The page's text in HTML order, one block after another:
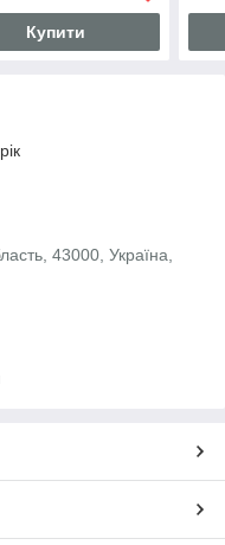
Купити
43000, Україна,